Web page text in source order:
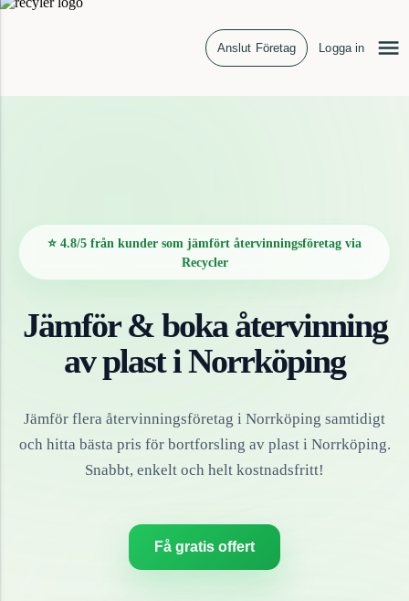
Anslut Företag Logga in
⭐ 4.8/5 från kunder som jämfört återvinningsföretag via
Recycler
Jämför & boka återvinning
avplastiNorrköping
Jämför flera återvinningsföretag i Norrköping samtidigt
och hitta bästa pris för bortforsling av plasti Norrköping.
Snabbt, enkelt och helt kostnadsfritt!
Få gratis offert